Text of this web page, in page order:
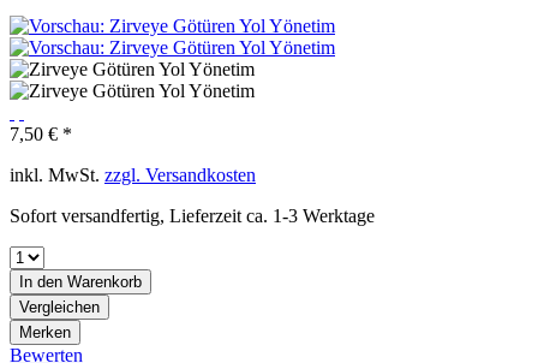
7,50 € *
inkl. MwSt. zzgl. Versandkosten
Sofort versandfertig, Lieferzeit ca. 1-3 Werktage
In den Warenkorb
Vergleichen
Merken
Bewerten